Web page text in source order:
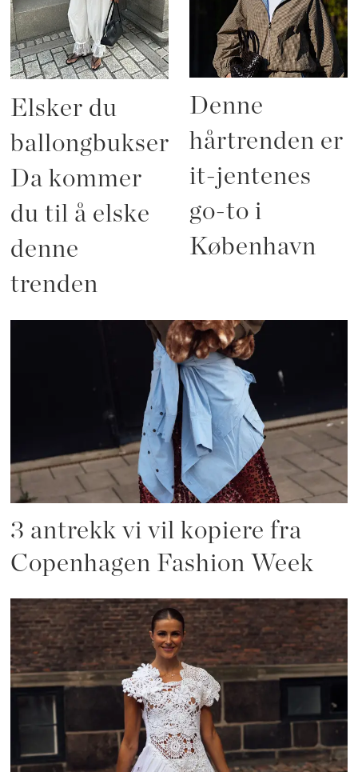
Elsker du
ballongbukser?
Da kommer
du til å elske
denne
trenden
Denne
hårtrenden er
it-jentenes
go-to i
København
3 antrekk vi vil kopiere fra
Copenhagen Fashion Week